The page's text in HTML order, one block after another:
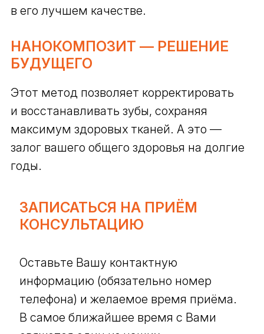
в его лучшем качестве.
НАНОКОМПОЗИТ — РЕШЕНИЕ
БУДУЩЕГО
Этот метод позволяет корректировать
и восстанавливать зубы, сохраняя
максимум здоровых тканей. А это —
залог вашего общего здоровья на долгие
годы.
ЗАПИСАТЬСЯ НА ПРИЁМ
КОНСУЛЬТАЦИЮ
Оставьте Вашу контактную
информацию (обязательно номер
телефона) и желаемое время приёма.
В самое ближайшее время с Вами